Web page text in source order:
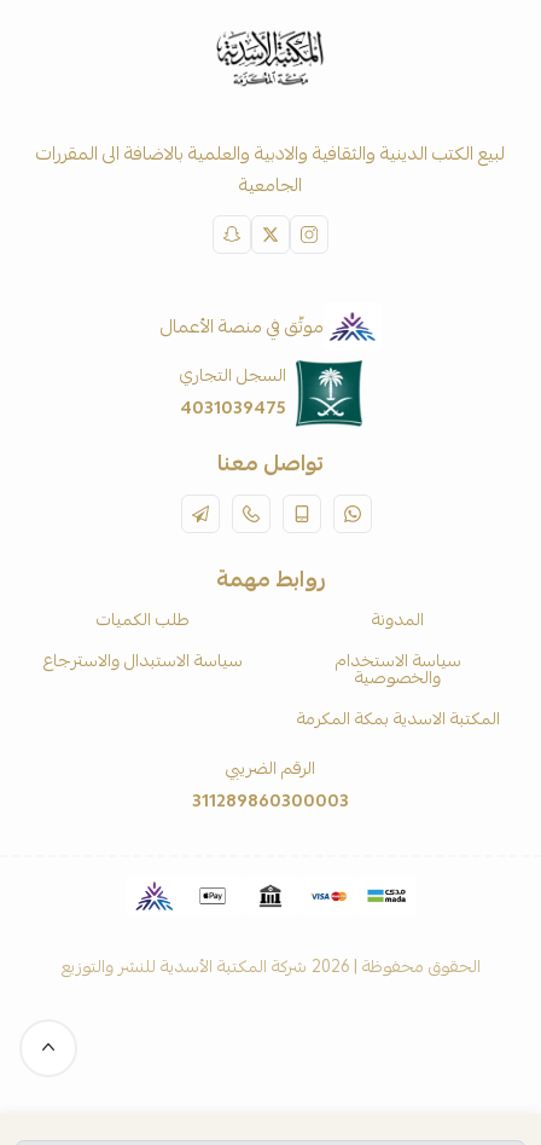
لبيع الكتب الدينية والثقافية والادبية والعلمية بالاضافة الى المقررات
الجامعية
موثّق في منصة الأعمال
السجل التجاري
4031039475
تواصل معنا
روابط مهمة
المدونة
طلب الكميات
سياسة الاستخدام
والخصوصية
سياسة الاستبدال والاسترجاع
المكتبة الاسدية بمكة المكرمة
الرقم الضريبي
311289860300003
الحقوق محفوظة | 2026 شركة المكتبة الأسدية للنشر والتوزيع